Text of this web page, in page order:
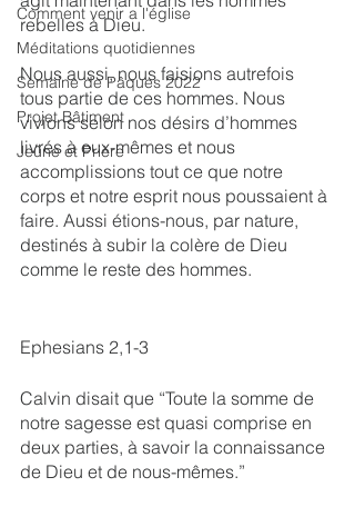
Comment venir a l'église
Méditations quotidiennes
Semaine de Pâques 2022
Projet Bâtiment
Jeûne et Prière
rebelles à Dieu.
﻿Nous aussi, nous faisions autrefois
tous partie de ces hommes. Nous
vivions selon nos désirs d’hommes
livrés à eux-mêmes et nous
accomplissions tout ce que notre
corps et notre esprit nous poussaient à
faire. Aussi étions-nous, par nature,
destinés à subir la colère de Dieu
comme le reste des hommes.
Ephesians 2,1-3
Calvin disait que “Toute la somme de
notre sagesse est quasi comprise en
deux parties, à savoir la connaissance
de Dieu et de nous-mêmes.”